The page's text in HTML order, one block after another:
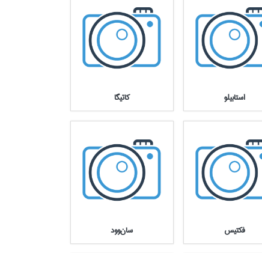
استابيلو كاتيگا
فكتيس سان‌وود